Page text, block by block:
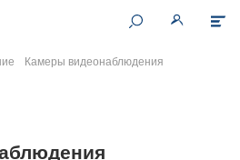
Камеры видеонаблюдения